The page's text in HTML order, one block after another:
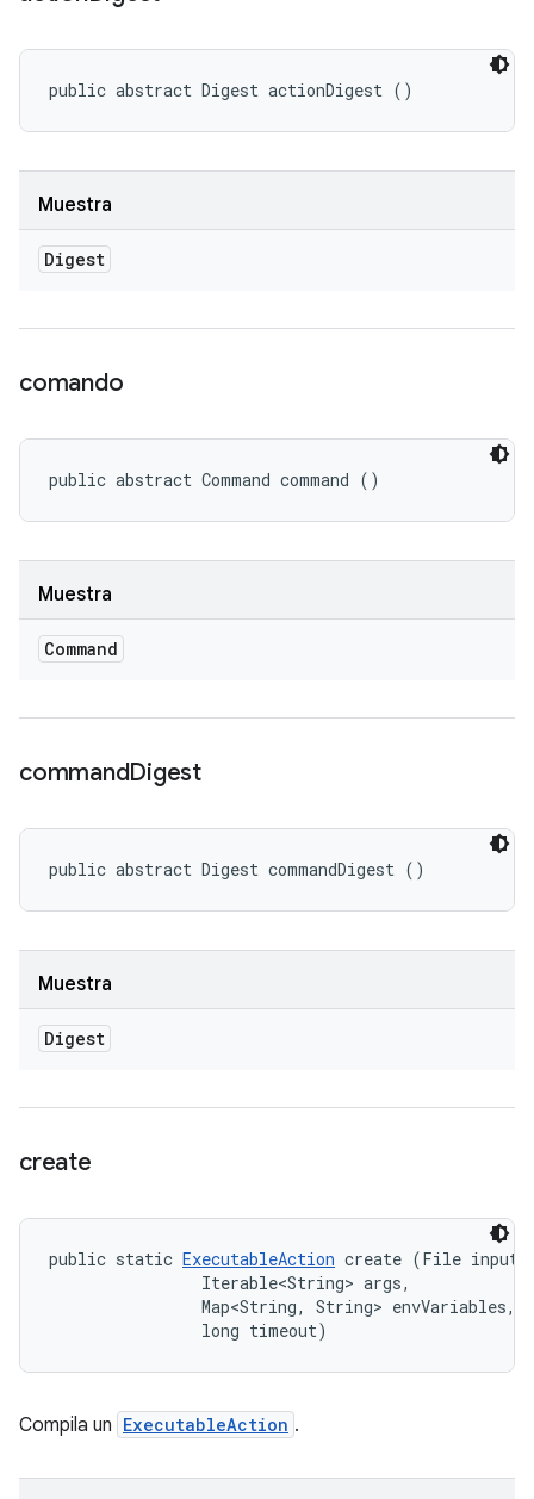
public abstract Digest actionDigest ()
Muestra
Digest
comando
public abstract Command command ()
Muestra
Command
commandDigest
public abstract Digest commandDigest ()
Muestra
Digest
create
public static ExecutableAction create (File
                Iterable<String> args,
                Map<String, String> envVariables,
                long timeout)
Compila un ExecutableAction .